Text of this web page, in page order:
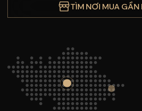
TÌM NƠI MUA GẦN